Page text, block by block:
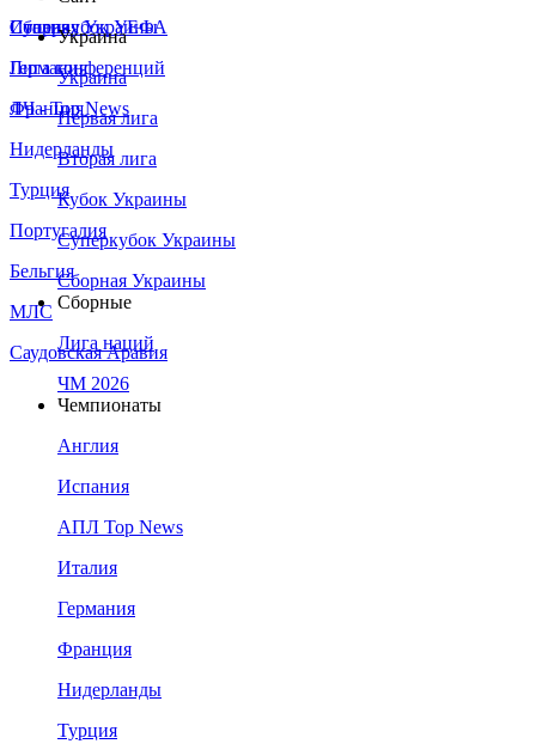
Сборная Украины
Италия
Германия
Франция
Нидерланды
Турция
Португалия
Бельгия
МЛС
Саудовская Аравия
Суперкубок УЕФА
Лига конференций
ЛЧ - Top News
Украина
Украина
Первая лига
Вторая лига
Кубок Украины
Суперкубок Украины
Сборная Украины
Сборные
Лига наций
ЧМ 2026
Чемпионаты
Англия
Испания
АПЛ Top News
Италия
Германия
Франция
Нидерланды
Турция